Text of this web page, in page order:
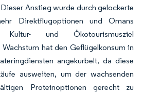
Anstieg wurde durch gelockerte
Direktflugoptionen und Omans
und Ökotourismusziel
hat den Geflügelkonsum in
angekurbelt, da diese
ausweiten, um der wachsenden
Proteinoptionen gerecht zu